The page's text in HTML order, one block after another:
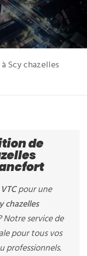
Scy chazelles
de
VTCpour une
chazelles
Notre service de
pour tous vos
professionnels.